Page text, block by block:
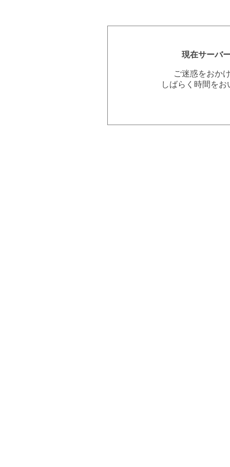
現在サーバ
ご迷惑をおか
しばらく時間を